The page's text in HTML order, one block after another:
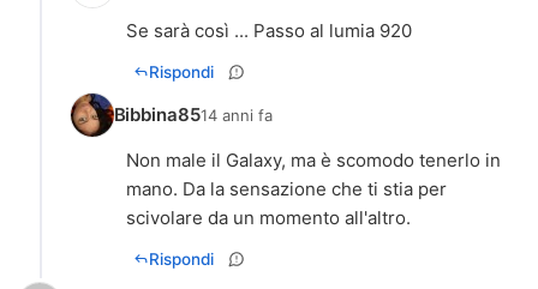
Se sarà così ... Passo al lumia 920
Rispondi
Bibbina8514 anni fa
Non male il Galaxy, ma è scomodo tenerlo in
mano. Da la sensazione che ti stia per
scivolare da un momento all'altro.
Rispondi